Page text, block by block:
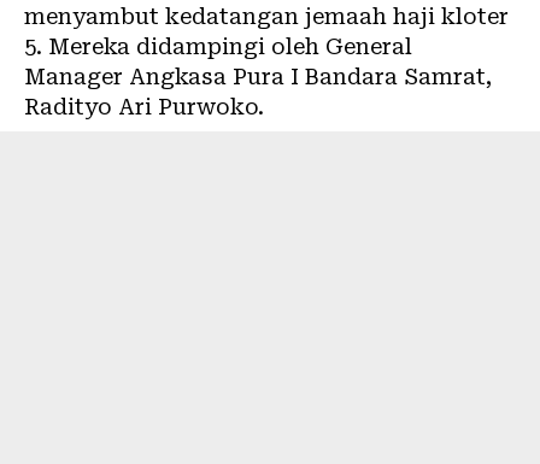
menyambut kedatangan jemaah haji kloter
5. Mereka didampingi oleh General
Manager Angkasa Pura I Bandara Samrat,
Radityo Ari Purwoko.